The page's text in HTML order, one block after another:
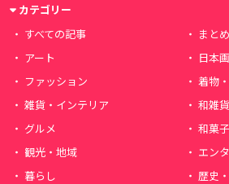
カテゴリー
すべての記事
まとめ
アート
日本
ファッション
着物
雑貨・インテリア
和雑貨
グルメ
和菓子
観光・地域
エン
暮らし
歴史